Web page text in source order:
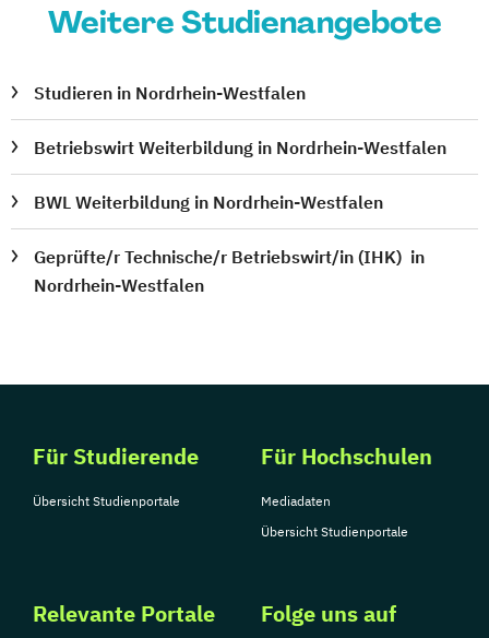
Weitere Studienangebote
Studieren in Nordrhein-Westfalen
Betriebswirt Weiterbildung in Nordrhein-Westfalen
BWL Weiterbildung in Nordrhein-Westfalen
Geprüfte/r Technische/r Betriebswirt/in (IHK) in
Nordrhein-Westfalen
Für Studierende
Übersicht Studienportale
Für Hochschulen
Mediadaten
Übersicht Studienportale
Relevante Portale Folge uns auf